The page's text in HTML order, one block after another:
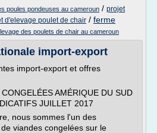
poules pondeuses au cameroun / projet
d'elevage poulet de chair / ferme
des poulets de chair au cameroun
import-export
import-export et offres
AMÉRIQUE DU SUD
JUILLET 2017
nous sommes l'un des
viandes congelées sur le